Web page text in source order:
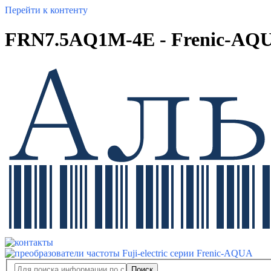
Перейти к контенту
FRN7.5AQ1M-4E - Frenic-